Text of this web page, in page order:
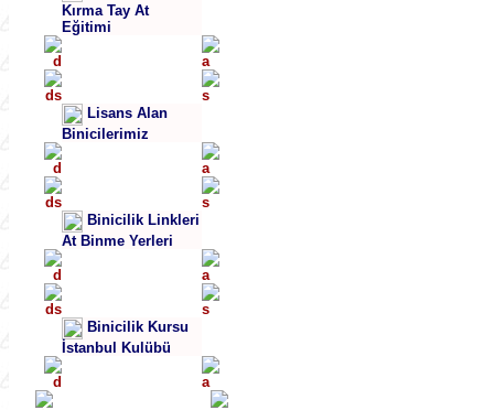
Kırma Tay At
Eğitimi
Lisans Alan
Binicilerimiz
Binicilik Linkleri
At Binme Yerleri
Binicilik Kursu
İstanbul Kulübü